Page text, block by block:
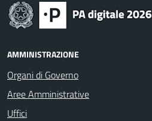
AMMINISTRAZIONE
Organi di Governo
Aree Amministrative
Uffici